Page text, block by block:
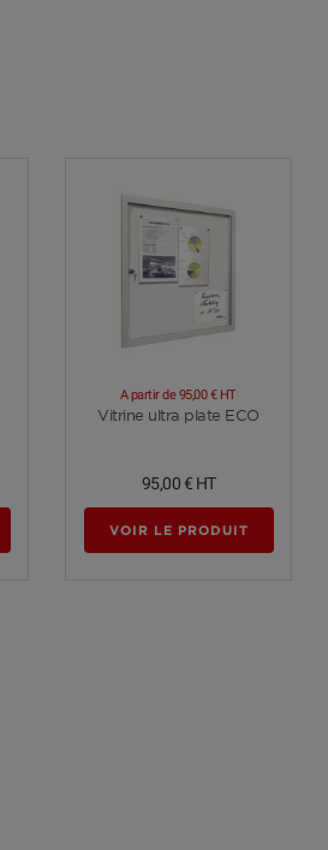
Voir plus
Vitrine ultra plate ECO
A partir de95,00 € HT
95,00 € HT
VOIR LE PRODUIT